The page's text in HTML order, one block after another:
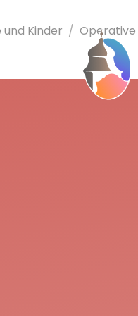
und Kinder Operative